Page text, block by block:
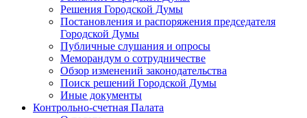
Решения Городской Думы
Постановления и распоряжения председателя
Городской Думы
Публичные слушания и опросы
Меморандум о сотрудничестве
Обзор изменений законодательства
Поиск решений Городской Думы
Иные документы
Контрольно-счетная Палата